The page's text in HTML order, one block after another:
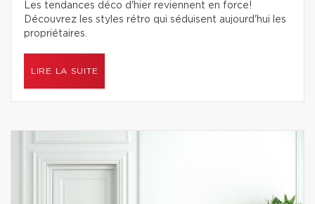
Les tendances déco d'hier reviennent en force!
Découvrez les styles rétro qui séduisent aujourd'hui les
propriétaires.
LIRE LA SUITE